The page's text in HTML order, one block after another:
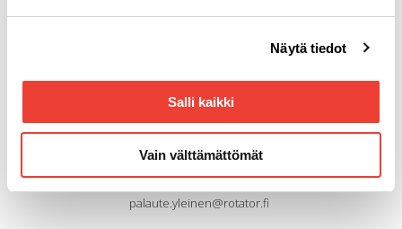
linkistä.
Näytä tiedot
Salli kaikki
Vain välttämättömät
Aukioloajat
Arkisin 8.00–16.00
Puhelin
(03) 287 4111
palaute.yleinen@rotator.fi